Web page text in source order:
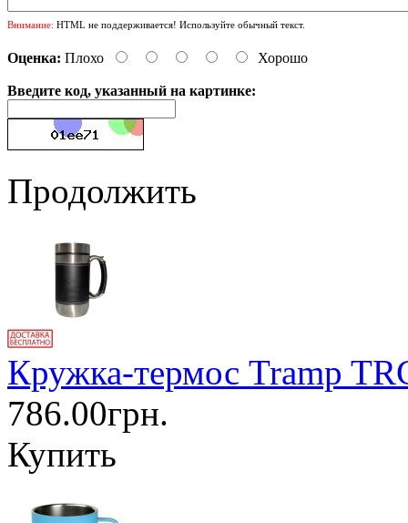
Внимание: HTML не поддерживается! Используйте обычный текст.
Оценка: Плохо Хорошо
Введите код, указанный на картинке:
Продолжить
Кружка-термос Tramp
786.00грн.
Купить